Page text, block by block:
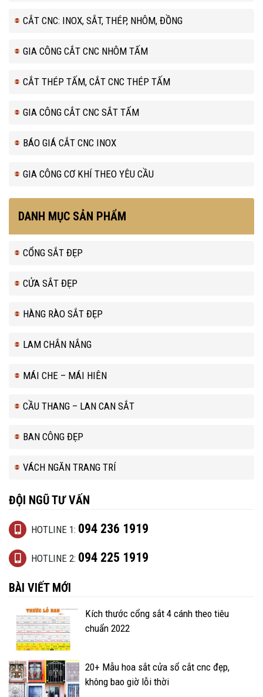
CẮT CNC: INOX, SẮT, THÉP, NHÔM, ĐỒNG
GIA CÔNG CẮT CNC NHÔM TẤM
CẮT THÉP TẤM, CẮT CNC THÉP TẤM
GIA CÔNG CẮT CNC SẮT TẤM
BÁO GIÁ CẮT CNC INOX
GIA CÔNG CƠ KHÍ THEO YÊU CẦU
DANH MỤC SẢN PHẨM
CỔNG SẮT ĐẸP
CỬA SẮT ĐẸP
HÀNG RÀO SẮT ĐẸP
LAM CHẮN NẮNG
MÁI CHE – MÁI HIÊN
CẦU THANG – LAN CAN SẮT
BAN CÔNG ĐẸP
VÁCH NGĂN TRANG TRÍ
ĐỘI NGŨ TƯ VẤN
HOTLINE 1: 094 236 1919
HOTLINE 2: 094 225 1919
BÀI VIẾT MỚI
Kích thước cổng sắt 4 cánh theo tiêu
chuẩn 2022
20+ Mẫu hoa sắt cửa sổ cắt cnc đẹp,
không bao giờ lỗi thời